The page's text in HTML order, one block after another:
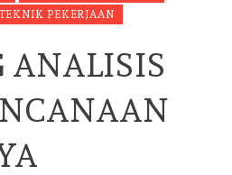
PEKERJAAN
ANALISIS